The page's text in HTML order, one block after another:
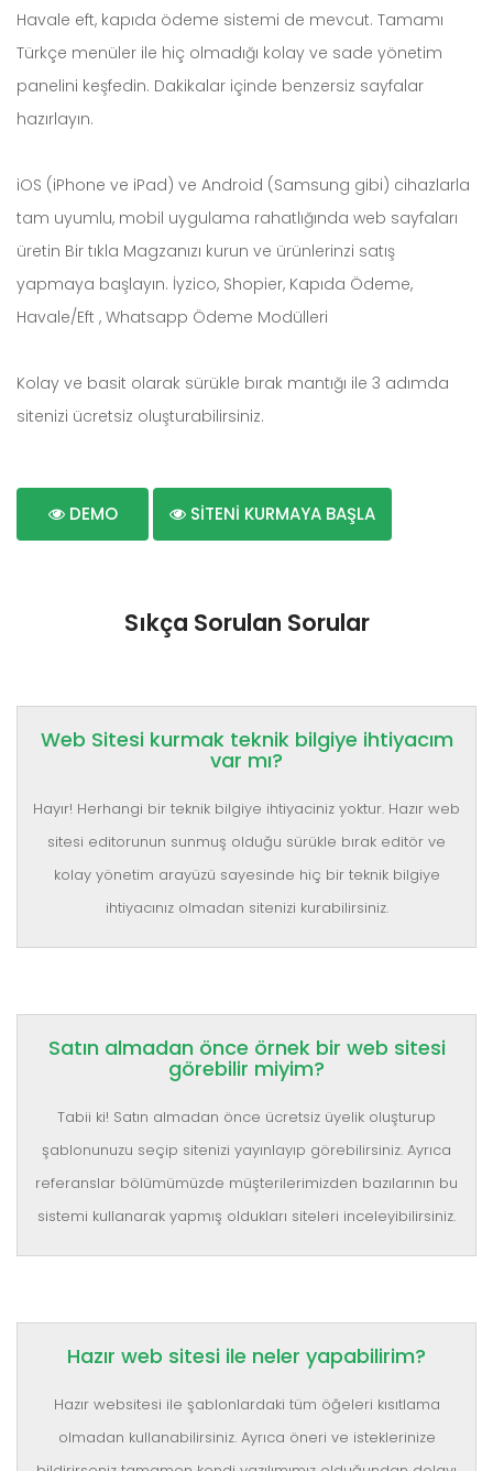
Havale eft, kapıda ödeme sistemi de mevcut. Tamamı
Türkçe menüler ile hiç olmadığı kolay ve sade yönetim
panelini keşfedin. Dakikalar içinde benzersiz sayfalar
hazırlayın.
iOS (iPhone ve iPad) ve Android (Samsung gibi) cihazlarla
tam uyumlu, mobil uygulama rahatlığında web sayfaları
üretin Bir tıkla Magzanızı kurun ve ürünlerinzi satış
yapmaya başlayın. İyzico, Shopier, Kapıda Ödeme,
Havale/Eft , Whatsapp Ödeme Modülleri
Kolay ve basit olarak sürükle bırak mantığı ile 3 adımda
sitenizi ücretsiz oluşturabilirsiniz.
DEMO SİTENİ KURMAYA BAŞLA
Sıkça Sorulan Sorular
Web Sitesi kurmak teknik bilgiye ihtiyacım
var mı?
Hayır! Herhangi bir teknik bilgiye ihtiyaciniz yoktur. Hazır web
sitesi editorunun sunmuş olduğu sürükle bırak editör ve
kolay yönetim arayüzü sayesinde hiç bir teknik bilgiye
ihtiyacınız olmadan sitenizi kurabilirsiniz.
Satın almadan önce örnek bir web sitesi
görebilir miyim?
Tabii ki! Satın almadan önce ücretsiz üyelik oluşturup
şablonunuzu seçip sitenizi yayınlayıp görebilirsiniz. Ayrıca
referanslar bölümümüzde müşterilerimizden bazılarının bu
sistemi kullanarak yapmış oldukları siteleri inceleyibilirsiniz.
Hazır web sitesi ile neler yapabilirim?
Hazır websitesi ile şablonlardaki tüm öğeleri kısıtlama
olmadan kullanabilirsiniz. Ayrıca öneri ve isteklerinize